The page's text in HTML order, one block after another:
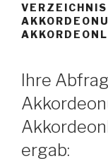
Ihre
ergab: